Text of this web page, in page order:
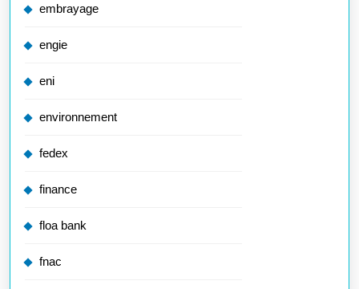
embrayage
engie
eni
environnement
fedex
finance
floa bank
fnac